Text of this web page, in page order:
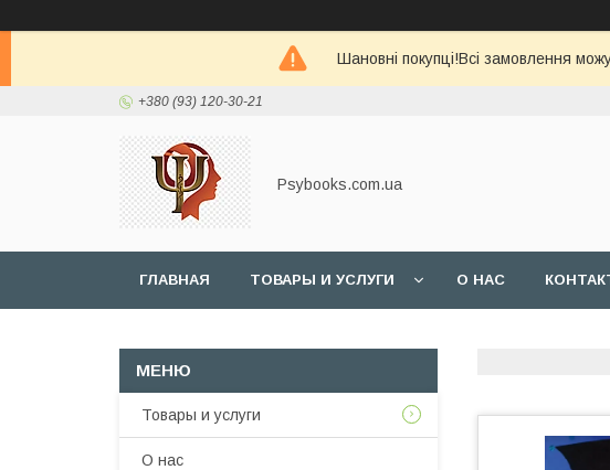
Шановні покупці!Всі замовлення
+380 (93) 120-30-21
Psybooks.com.ua
ГЛАВНАЯ ТОВАРЫ И УСЛУГИ О НАС
Товары и услуги
О нас